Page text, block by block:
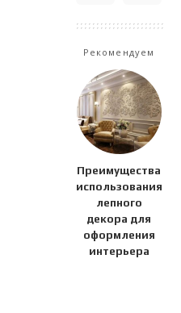
Рекомендуем
Преимущества
использования
лепного
декора для
оформления
интерьера